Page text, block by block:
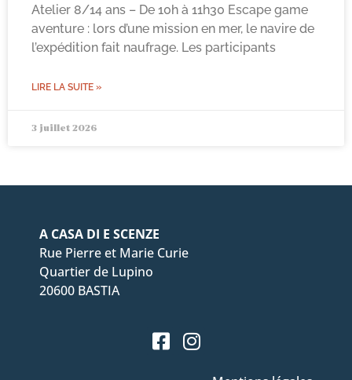
Atelier 8/14 ans – De 10h à 11h30 Escape game
aventure : lors d’une mission en mer, le navire de
l’expédition fait naufrage. Les participants
LIRE LA SUITE »
3 juillet 2026
A CASA DI E SCENZE
Rue Pierre et Marie Curie
Quartier de Lupino
20600 BASTIA